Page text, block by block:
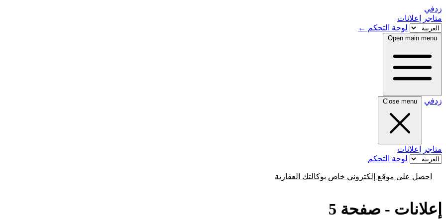
زدفي
متاجر
إعلانات
لوحة التحكم ←
Open main menu
زدفي Close menu
متاجر
إعلانات
لوحة التحكم
احصل على موقع إلكتروني خاص بوكالتك العقارية
إعلانات - صفحة 5